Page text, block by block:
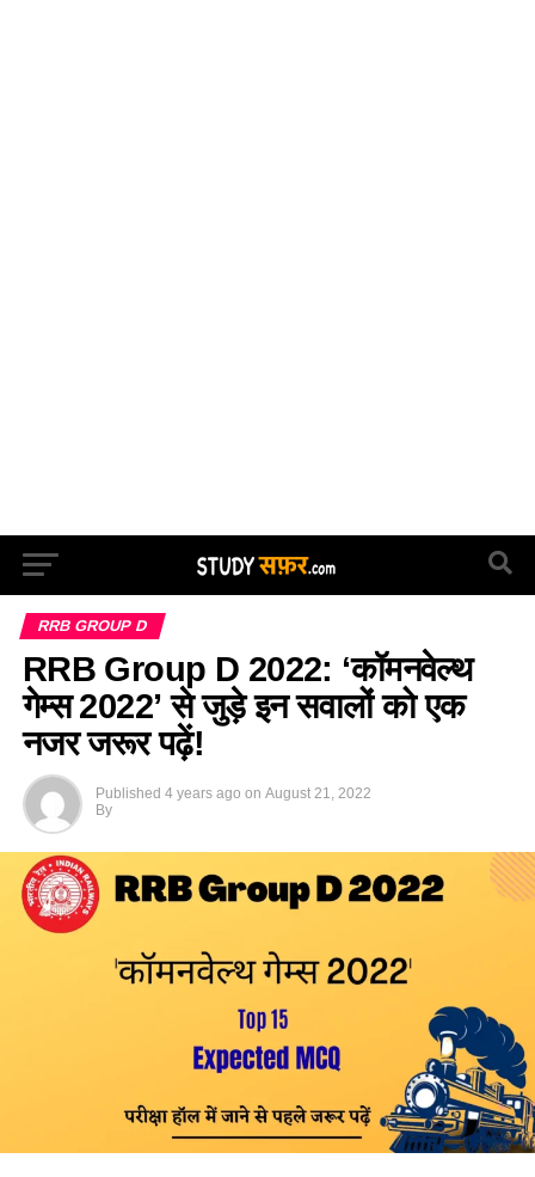
RRB GROUP D
RRB Group D 2022: ‘कॉमनवेल्थ
गेम्स 2022’ से जुड़े इन सवालों को एक
नजर जरूर पढ़ें!
Published 4 years ago on August 21, 2022
By